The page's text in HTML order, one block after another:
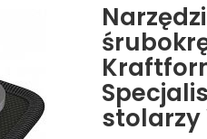
stolarzy